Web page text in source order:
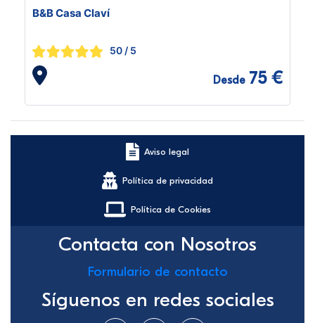
B&B Casa Claví
50 / 5
Desde 75 €
Aviso legal
Política de privacidad
Política de Cookies
Contacta con Nosotros
Formulario de contacto
Síguenos en redes sociales